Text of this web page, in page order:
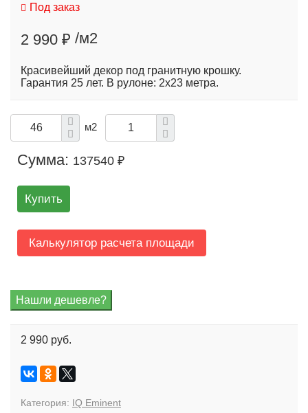
Под заказ
2 990 ₽ /м2
Красивейший декор под гранитную крошку.
Гарантия 25 лет. В рулоне: 2х23 метра.
м2
Сумма: 137540 ₽
Купить
Калькулятор расчета площади
2 990 руб.
Категория: IQ Eminent